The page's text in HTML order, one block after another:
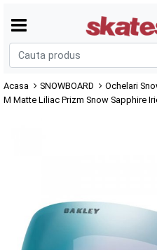
Acasa SNOWBOARD Ochelari
M Matte Liliac Prizm Snow Sapphire